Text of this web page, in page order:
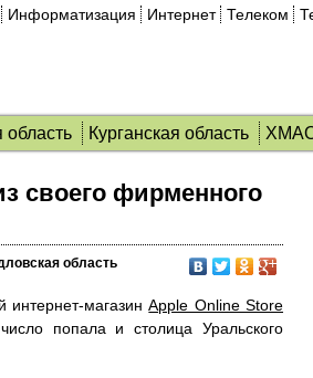
Информатизация Интернет Телеком
область Курганская область
своего фирменного
область
интернет-магазинApple Online Store
попала и столица Уральского